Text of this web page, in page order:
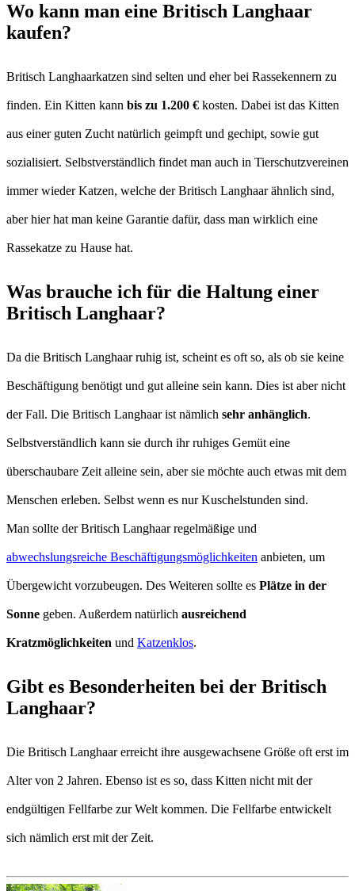
Wo kann man eine Britisch Langhaar
kaufen?
Britisch Langhaarkatzen sind selten und eher bei Rassekennern zu
finden. Ein Kitten kann bis zu 1.200 € kosten. Dabei ist das Kitten
aus einer guten Zucht natürlich geimpft und gechipt, sowie gut
sozialisiert. Selbstverständlich findet man auch in Tierschutzvereinen
immer wieder Katzen, welche der Britisch Langhaar ähnlich sind,
aber hier hat man keine Garantie dafür, dass man wirklich eine
Rassekatze zu Hause hat.
Was brauche ich für die Haltung einer
Britisch Langhaar?
Da die Britisch Langhaar ruhig ist, scheint es oft so, als ob sie keine
Beschäftigung benötigt und gut alleine sein kann. Dies ist aber nicht
der Fall. Die Britisch Langhaar ist nämlich sehr anhänglich.
Selbstverständlich kann sie durch ihr ruhiges Gemüt eine
überschaubare Zeit alleine sein, aber sie möchte auch etwas mit dem
Menschen erleben. Selbst wenn es nur Kuschelstunden sind.
Man sollte der Britisch Langhaar regelmäßige und
abwechslungsreiche Beschäftigungsmöglichkeiten anbieten, um
Übergewicht vorzubeugen. Des Weiteren sollte es Plätze in der
Sonne geben. Außerdem natürlich ausreichend
Kratzmöglichkeiten und Katzenklos.
Gibt es Besonderheiten bei der Britisch
Langhaar?
Die Britisch Langhaar erreicht ihre ausgewachsene Größe oft erst im
Alter von 2 Jahren. Ebenso ist es so, dass Kitten nicht mit der
endgültigen Fellfarbe zur Welt kommen. Die Fellfarbe entwickelt
sich nämlich erst mit der Zeit.